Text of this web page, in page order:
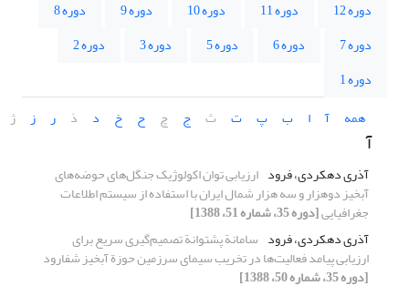
دوره 12
دوره 11 دوره 10 دوره 9
دوره 8
دوره 7
دوره 6 دوره 5 دوره 3
دوره 2
دوره 1
همه
آ ا ب پ ت ث ج چ ح خ د ذ ر ز ژ
آ
آذری دهکردی، فرود ارزیابی توان اکولوژیک جنگل‌های حوضه‌های
آبخیز دوهزار و سه هزار شمال ایران با استفاده از سیستم اطلاعات
جغرافیایی[دوره 35، شماره 51، 1388]
آذری دهکردی، فرود سامانة پشتوانة تصمیم‌گیری سریع برای
ارزیابی پیامد فعالیت‌ها در تخریب سیمای سرزمین حوزة آبخیز شفارود
[دوره 35، شماره 50، 1388]